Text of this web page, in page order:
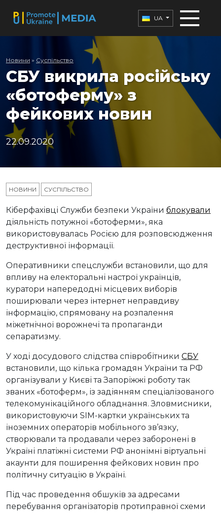
UA
Новини » Суспільство
СБУ викрила російську
«ботоферму» з
фейкових новин
22.09.2020
НОВИНИ СУСПІЛЬСТВО
Кіберфахівці Служби безпеки України блокували
діяльність потужної «ботоферми», яка
використовувалась Росією для розповсюдження
деструктивної інформації.
Оперативники спецслужби встановили, що для
впливу на електоральні настрої українців,
куратори напередодні місцевих виборів
поширювали через інтернет неправдиву
інформацію, спрямовану на розпалення
міжетнічної ворожнечі та пропаганди
сепаратизму.
У ході досудового слідства співробітники СБУ
встановили, що кілька громадян України та РФ
організували у Києві та Запоріжжі роботу так
званих «ботоферм», із задіянням спеціалізованого
телекомунікаційного обладнання. Зловмисники,
використовуючи SIM-картки українських та
іноземних операторів мобільного зв’язку,
створювали та продавали через заборонені в
Україні платіжні системи РФ анонімні віртуальні
акаунти для поширення фейкових новин про
політичну ситуацію в Україні.
Під час проведення обшуків за адресами
перебування організаторів протиправної схеми